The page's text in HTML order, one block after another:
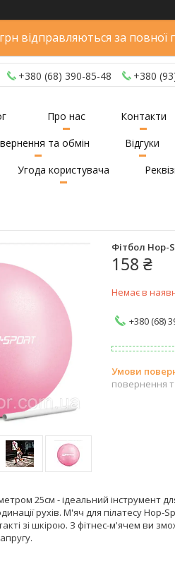
відправляються за повної
+380 (68) 390-85-48 +380
Про нас Контакти
та обмін
Відгуки
Угода користувача
Фітбол Hop-
158 ₴
Немає в
+380 (68)
повернення
25см - ідеальний інструмент
рухів. М'яч для пілатесу
зі шкірою. З фітнес-м'ячем ви